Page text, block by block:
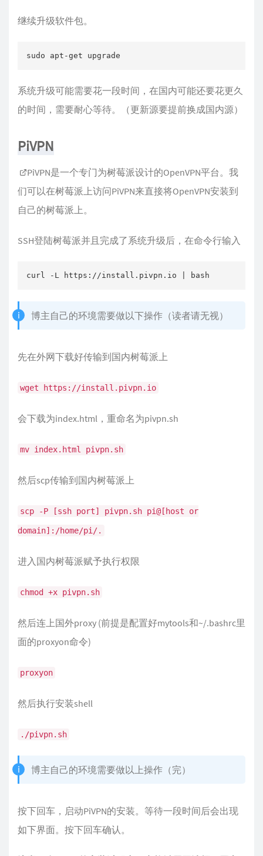
继续升级软件包。
sudo apt-get upgrade
系统升级可能需要花一段时间，在国内可能还要花更久
的时间，需要耐心等待。（更新源要提前换成国内源）
PiVPN
PiVPN是一个专门为树莓派设计的OpenVPN平台。我
们可以在树莓派上访问PiVPN来直接将OpenVPN安装到
自己的树莓派上。
SSH登陆树莓派并且完成了系统升级后，在命令行输入
curl -L https://install.pivpn.io | bash
博主自己的环境需要做以下操作（读者请无视）
先在外网下载好传输到国内树莓派上
wget https://install.pivpn.io
会下载为index.html，重命名为pivpn.sh
mv index.html pivpn.sh
然后scp传输到国内树莓派上
scp -P [ssh port] pivpn.sh pi@[host or
domain]:/home/pi/.
进入国内树莓派赋予执行权限
chmod +x pivpn.sh
然后连上国外proxy (前提是配置好mytools和~/.bashrc里
面的proxyon命令)
proxyon
然后执行安装shell
./pivpn.sh
博主自己的环境需要做以上操作（完）
按下回车，启动PiVPN的安装。等待一段时间后会出现
如下界面。按下回车确认。